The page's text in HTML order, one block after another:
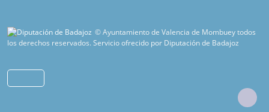
© Ayuntamiento de Valencia de Mombuey todos
los derechos reservados.Servicio ofrecido por Diputación de Badajoz